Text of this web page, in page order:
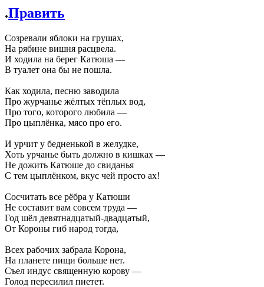
.Править
Созревали яблоки на грушах,
На рябине вишня расцвела.
И ходила на берег Катюша —
В туалет она бы не пошла.
Как ходила, песню заводила
Про журчанье жёлтых тёплых вод,
Про того, которого любила —
Про цыплёнка, мясо про его.
И урчит у бедненькой в желудке,
Хоть урчанье быть должно в кишках —
Не дожить Катюше до свиданья
С тем цыплёнком, вкус чей просто ах!
Сосчитать все рёбра у Катюши
Не составит вам совсем труда —
Год шёл девятнадцатый-двадцатый,
От Короны гиб народ тогда,
Всех рабочих забрала Корона,
На планете пищи больше нет.
Съел индус священную корову —
Голод пересилил пиетет.